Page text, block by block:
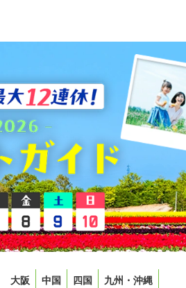
大阪 中国 四国 九州・沖縄